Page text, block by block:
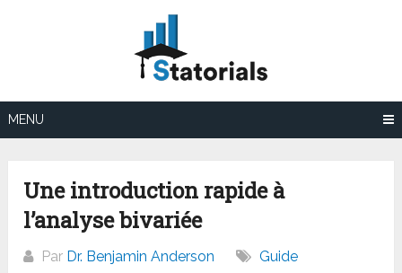
MENU
Une introduction rapide à
l’analyse bivariée
Par Dr. Benjamin Anderson Guide